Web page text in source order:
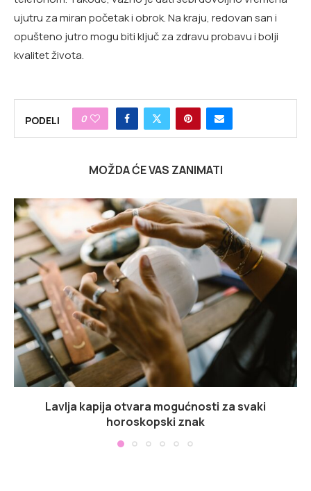
ujutru za miran početak i obrok. Na kraju, redovan san i
opušteno jutro mogu biti ključ za zdravu probavu i bolji
kvalitet života.
PODELI 0
MOŽDA ĆE VAS ZANIMATI
Lavlja kapija otvara mogućnosti za svaki
horoskopski znak